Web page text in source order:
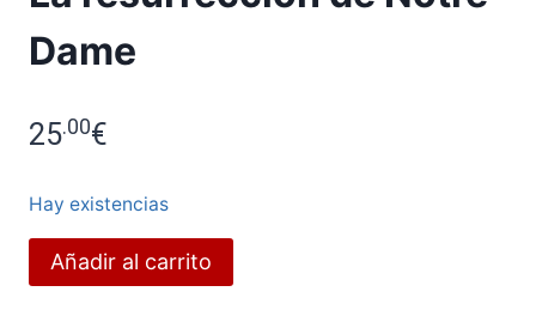
Dame
25.00€
Hay existencias
resurrección
Añadir al carrito